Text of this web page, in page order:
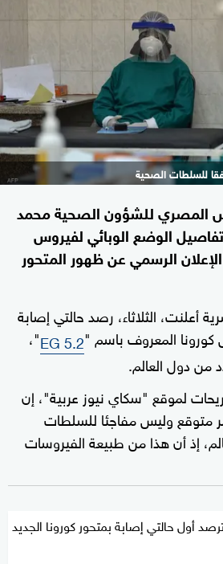
للسلطات الصحية
المصري للشؤون الصحية محمد
الوضع الوبائي لفيروس
الإعلان الرسمي عن ظهور المتحور
أعلنت، الثلاثاء، رصد حالتي إصابة
كورونا المعروف باسم "EG 5.2"،
من دول العالم.
لموقع "سكاي نيوز عربية"، إن
متوقع وليس مفاجئا للسلطات
إذ أن هذا من طبيعة الفيروسات
أول حالتي إصابة بمتحور كورونا الجديد